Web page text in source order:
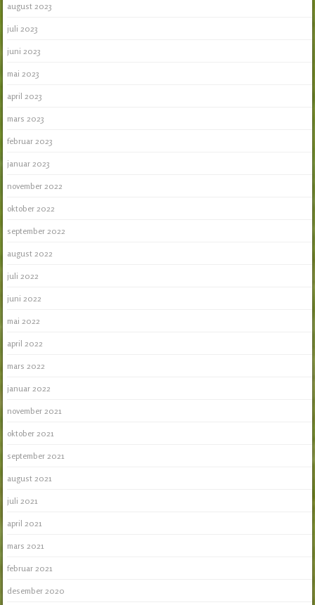
august 2023
juli 2023
juni 2023
mai 2023
april 2023
mars 2023
februar 2023
januar 2023
november 2022
oktober 2022
september 2022
august 2022
juli 2022
juni 2022
mai 2022
april 2022
mars 2022
januar 2022
november 2021
oktober 2021
september 2021
august 2021
juli 2021
april 2021
mars 2021
februar 2021
desember 2020